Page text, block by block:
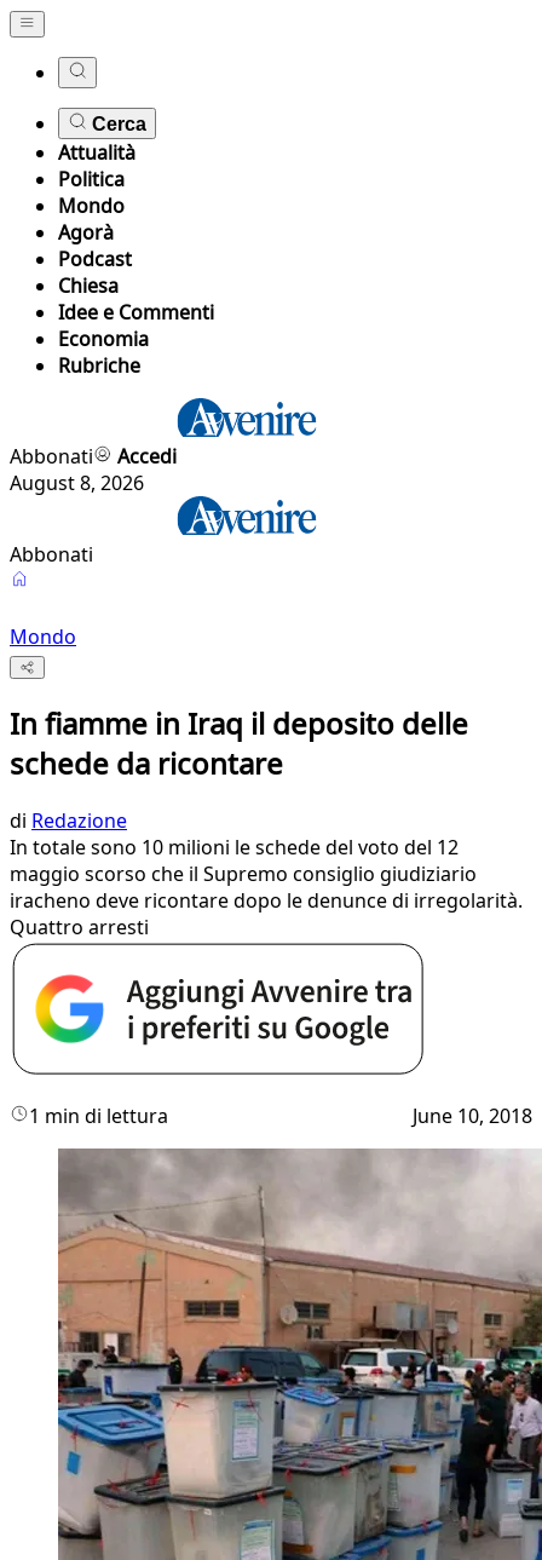
Cerca
Attualità
Politica
Mondo
Agorà
Podcast
Chiesa
Idee e Commenti
Economia
Rubriche
Abbonati
Accedi
August 8, 2026
Abbonati
Mondo
In fiamme in Iraq il deposito delle
schede da ricontare
di Redazione
In totale sono 10 milioni le schede del voto del 12
maggio scorso che il Supremo consiglio giudiziario
iracheno deve ricontare dopo le denunce di irregolarità.
Quattro arresti
1 min di lettura June 10, 2018